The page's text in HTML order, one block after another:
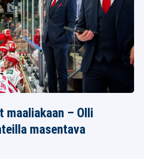
maaliakaan – Olli
masentava